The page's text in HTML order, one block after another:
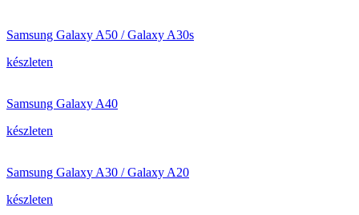
Samsung Galaxy A50 / Galaxy A30s
készleten
Samsung Galaxy A40
készleten
Samsung Galaxy A30 / Galaxy A20
készleten